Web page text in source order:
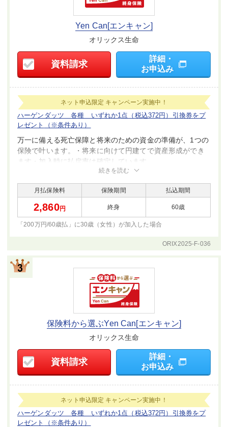
Yen Can[エンキャン]
オリックス生命
資料請求
詳細・
お申込み
ネット申込限定 キャンペーン実施中！
ハーゲンダッツ 各種 いずれか1点（税込372円）引換券をプ
レゼント
（※条件あり）
万一に備える死亡保障と将来のための資金の準備が、1つの
保険で叶います。・将来に向けて円建てで資産形成ができ
ます・加入時に払戻率は確定しています
続きを読む
月払保険料 保険期間 払込期間
2,860円 終身 60歳
「200万円/60歳払」に30歳（女性）が加入した場合
ORIX2025-F-036
保険料から選ぶYen Can[エンキャン]
オリックス生命
資料請求
詳細・
お申込み
ネット申込限定 キャンペーン実施中！
ハーゲンダッツ 各種 いずれか1点（税込372円）引換券をプ
レゼント
（※条件あり）